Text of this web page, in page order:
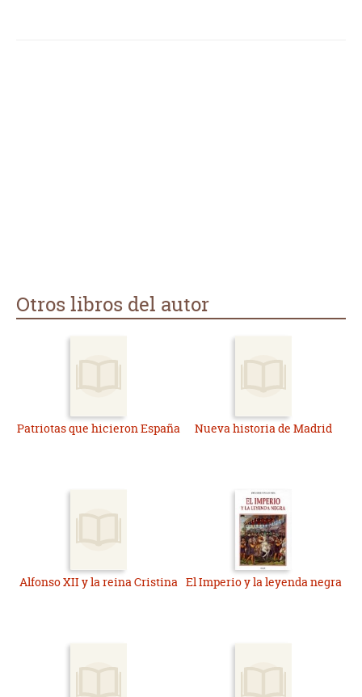
Otros libros del autor
Patriotas que hicieron España Nueva historia de Madrid
Alfonso XII y la reina Cristina El Imperio y la leyenda negra